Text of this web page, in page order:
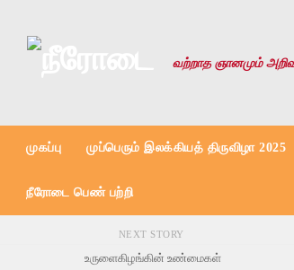
வற்றாத ஞானமும்
முகப்பு முப்பெரும் இலக்கியத் திருவிழா 2025
நீரோடை பெண் பற்றி
NEXT STORY
உருளைகிழங்கின் உண்மைகள்